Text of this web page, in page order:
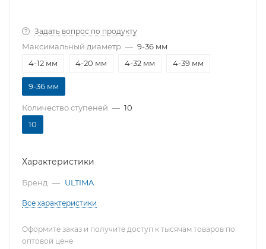
Задать вопрос по продукту
Максимальный диаметр — 9-36 мм
4-12 мм
4-20 мм 4-32 мм 4-39 мм
9-36 мм
Количество ступеней — 10
10
Характеристики
Бренд — ULTIMA
Все характеристики
Оформите заказ и получите доступ к тысячам товаров по
оптовой цене